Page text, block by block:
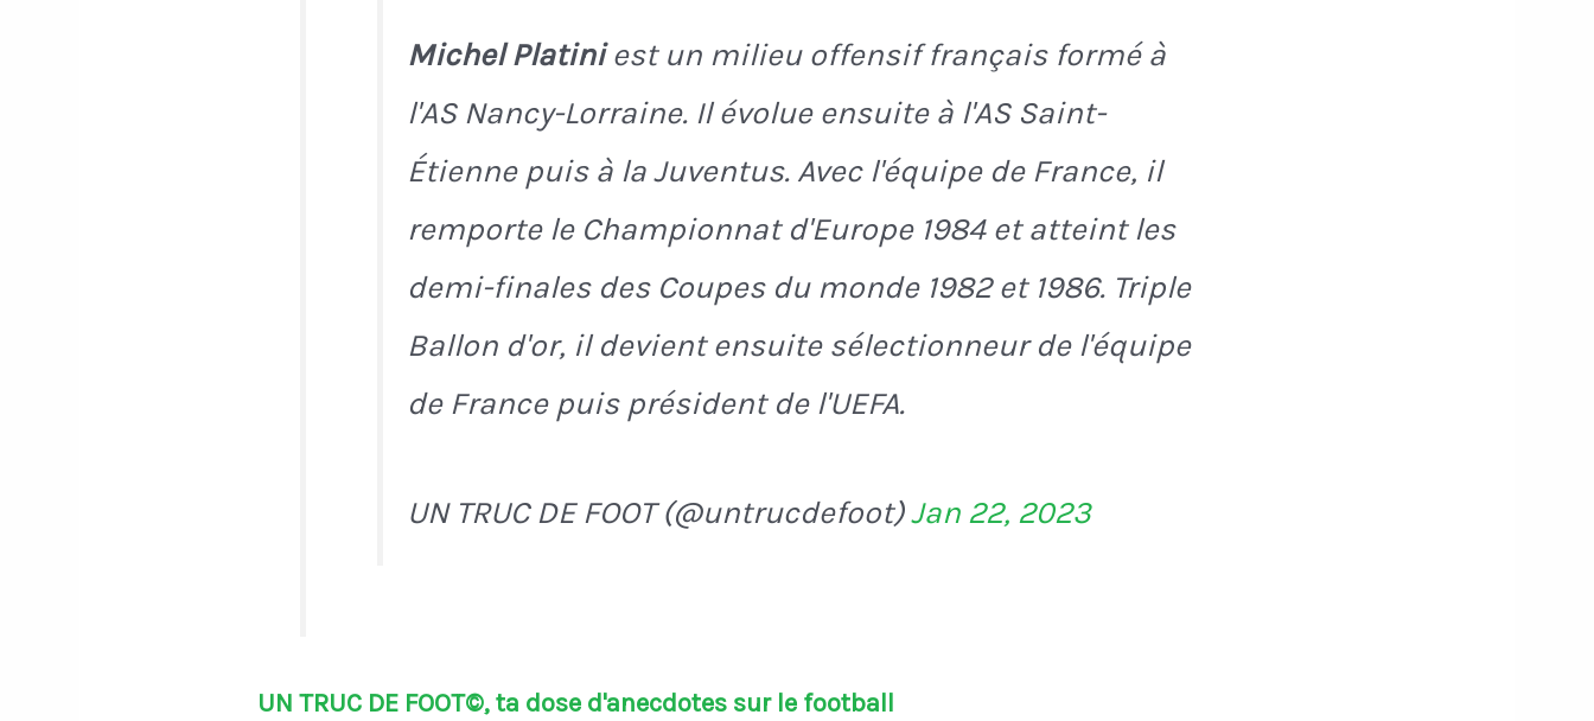
Michel Platiniest un milieu offensif français formé à
l'AS Nancy-Lorraine. Il évolue ensuite à l'AS Saint-
Étienne puis à la Juventus. Avec l'équipe de France, il
remporte le Championnat d'Europe 1984 et atteint les
demi-finales des Coupes du monde 1982 et 1986. Triple
Ballon d'or, il devient ensuite sélectionneur de l'équipe
de France puis président de l'UEFA.
UN TRUC DE FOOT (@untrucdefoot)Jan 22, 2023
UN TRUC DE FOOT©, ta dose d'anecdotes sur le football